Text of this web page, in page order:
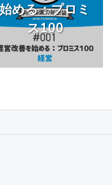
始める：プロミ
ス100